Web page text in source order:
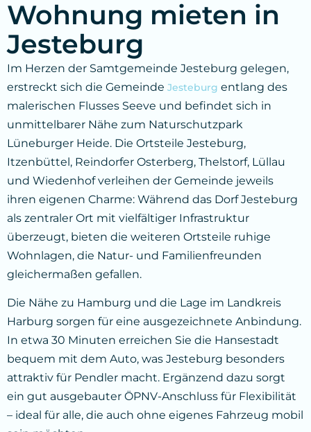
Wohnung mieten in
Jesteburg
Im Herzen der Samtgemeinde Jesteburg gelegen,
erstreckt sich die Gemeinde Jesteburg entlang des
malerischen Flusses Seeve und befindet sich in
unmittelbarer Nähe zum Naturschutzpark
Lüneburger Heide. Die Ortsteile Jesteburg,
Itzenbüttel, Reindorfer Osterberg, Thelstorf, Lüllau
und Wiedenhof verleihen der Gemeinde jeweils
ihren eigenen Charme: Während das Dorf Jesteburg
als zentraler Ort mit vielfältiger Infrastruktur
überzeugt, bieten die weiteren Ortsteile ruhige
Wohnlagen, die Natur- und Familienfreunden
gleichermaßen gefallen.
Die Nähe zu Hamburg und die Lage im Landkreis
Harburg sorgen für eine ausgezeichnete Anbindung.
In etwa 30 Minuten erreichen Sie die Hansestadt
bequem mit dem Auto, was Jesteburg besonders
attraktiv für Pendler macht. Ergänzend dazu sorgt
ein gut ausgebauter ÖPNV-Anschluss für Flexibilität
– ideal für alle, die auch ohne eigenes Fahrzeug mobil